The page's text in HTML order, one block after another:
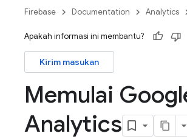
Firebase Documentation Analytics
Apakah informasi ini membantu?
Kirim masukan
Memulai
Analytics